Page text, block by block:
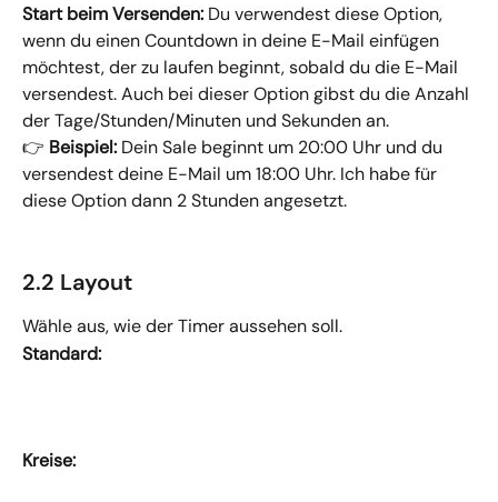
Start beim Versenden: Du verwendest diese Option,
wenn du einen Countdown in deine E-Mail einfügen
möchtest, der zu laufen beginnt, sobald du die E-Mail
versendest. Auch bei dieser Option gibst du die Anzahl
der Tage/Stunden/Minuten und Sekunden an.
👉 Beispiel: Dein Sale beginnt um 20:00 Uhr und du
versendest deine E-Mail um 18:00 Uhr. Ich habe für
diese Option dann 2 Stunden angesetzt.
2.2 Layout
Wähle aus, wie der Timer aussehen soll.
Standard:
Kreise: